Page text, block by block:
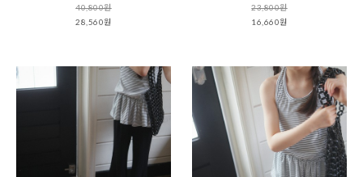
40,800원
28,560원
23,800원
16,660원